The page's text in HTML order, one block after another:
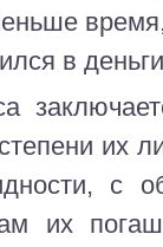
в
их
с
их